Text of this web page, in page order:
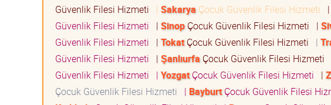
Güvenlik Filesi Hizmeti
| Sakarya Çocuk Güvenlik Filesi Hizmeti |
Güvenlik Filesi Hizmeti
| SinopÇocuk Güvenlik Filesi Hizmeti |
Güvenlik Filesi Hizmeti
| TokatÇocuk Güvenlik Filesi Hizmeti |
Güvenlik Filesi Hizmeti
| Şanlıurfa Çocuk Güvenlik Filesi Hizmeti
Güvenlik Filesi Hizmeti
| YozgatÇocuk Güvenlik Filesi Hizmeti |
Çocuk Güvenlik Filesi Hizmeti
| BayburtÇocuk Güvenlik Filesi